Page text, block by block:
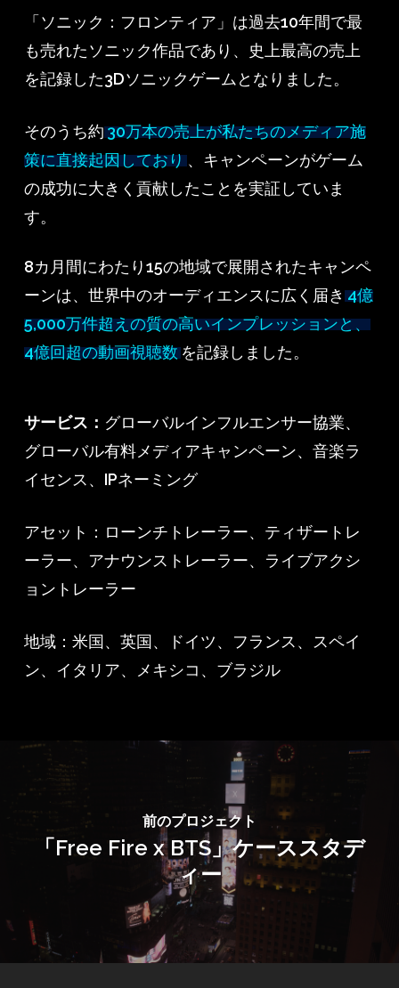
「ソニック：フロンティア」は過去10年間で最
も売れたソニック作品であり、史上最高の売上
を記録した3Dソニックゲームとなりました。
そのうち約30万本の売上が私たちのメディア施
策に直接起因しており 、キャンペーンがゲーム
の成功に大きく貢献したことを実証していま
す。
8カ月間にわたり15の地域で展開されたキャンペ
ーンは、世界中のオーディエンスに広く届き4億
5,000万件超えの質の高いインプレッションと、
4億回超の動画視聴数 を記録しました。
サービス： グローバルインフルエンサー協業、
グローバル有料メディアキャンペーン、音楽ラ
イセンス、IPネーミング
アセット：ローンチトレーラー、ティザートレ
ーラー、アナウンストレーラー、ライブアクシ
ョントレーラー
地域：米国、英国、ドイツ、フランス、スペイ
ン、イタリア、メキシコ、ブラジル
前のプロジェクト
「Free Fire x BTS」ケーススタデ
ィー